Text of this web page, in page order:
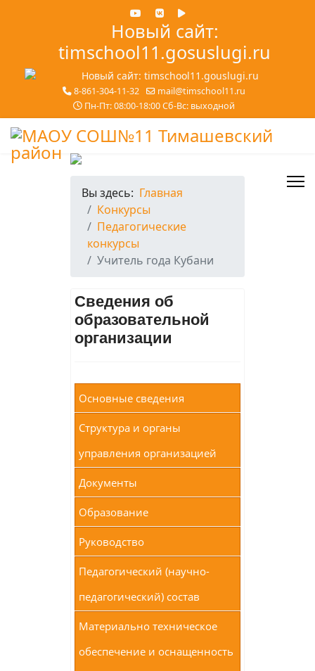
Новый сайт:
timschool11.gosuslugi.ru
8-861-304-11-32
mail@timschool11.ru
Пн-Пт: 08:00-18:00 Сб-Вс: выходной
Вы здесь: Главная
Конкурсы
Педагогические
конкурсы
Учитель года Кубани
Сведения об
образовательной
организации
Основные сведения
Структура и органы
управления организацией
Документы
Образование
Руководство
Педагогический (научно-
педагогический) состав
Материально техническое
обеспечение и оснащенность